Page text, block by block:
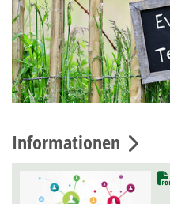
Informationen